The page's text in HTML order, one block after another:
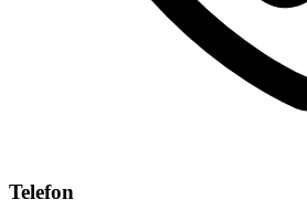
Telefon